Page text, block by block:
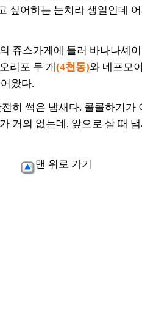
싶어하는 눈치라 생일인데
쥬스가게에 들러 바나나셰
리포 두 개(4천동)와 네프모
왔다.
히 썩은 냄새다. 콜콜하기가
거의 없는데, 앞으로 살 때
맨 위로 가기